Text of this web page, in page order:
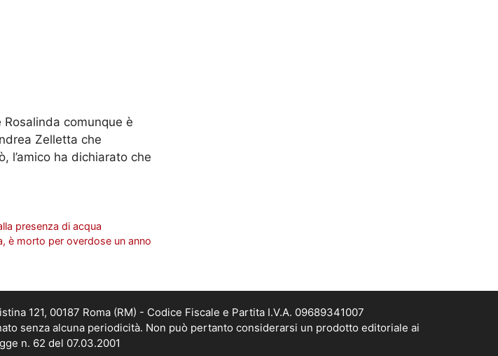
comunque è
Zelletta che
l’amico ha dichiarato che
presenza di acqua
è morto per overdose un anno
121, 00187 Roma (RM) - Codice Fiscale e Partita I.V.A. 09689341007
senza alcuna periodicità. Non può pertanto considerarsi un prodotto editoriale ai
n. 62 del 07.03.2001